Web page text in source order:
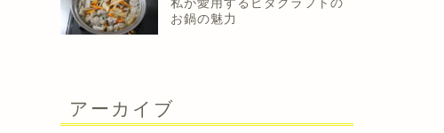
私が愛用するビタクラフトの
お鍋の魅力
アーカイブ